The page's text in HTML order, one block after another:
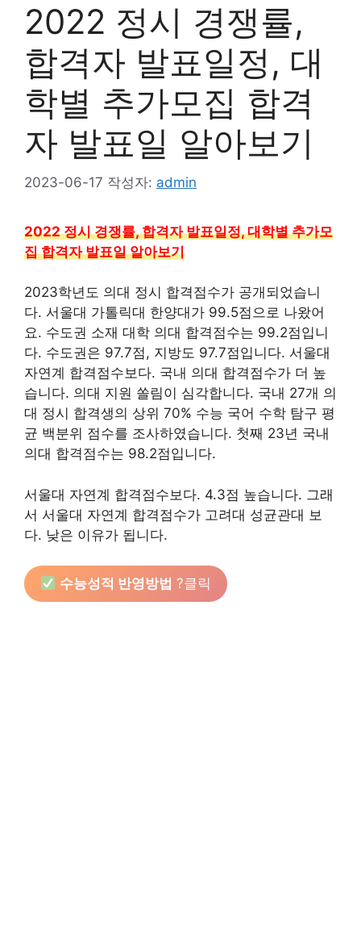
2022 정시 경쟁률,
합격자 발표일정, 대
학별 추가모집 합격
자 발표일 알아보기
2023-06-17 작성자: admin
2022 정시 경쟁률, 합격자 발표일정, 대학별 추가모
집 합격자 발표일 알아보기
2023학년도 의대 정시 합격점수가 공개되었습니
다. 서울대 가톨릭대 한양대가 99.5점으로 나왔어
요. 수도권 소재 대학 의대 합격점수는 99.2점입니
다. 수도권은 97.7점, 지방도 97.7점입니다. 서울대
자연계 합격점수보다. 국내 의대 합격점수가 더 높
습니다. 의대 지원 쏠림이 심각합니다. 국내 27개 의
대 정시 합격생의 상위 70% 수능 국어 수학 탐구 평
균 백분위 점수를 조사하였습니다. 첫째 23년 국내
의대 합격점수는 98.2점입니다.
서울대 자연계 합격점수보다. 4.3점 높습니다. 그래
서 서울대 자연계 합격점수가 고려대 성균관대 보
다. 낮은 이유가 됩니다.
수능성적 반영방법 ?클릭